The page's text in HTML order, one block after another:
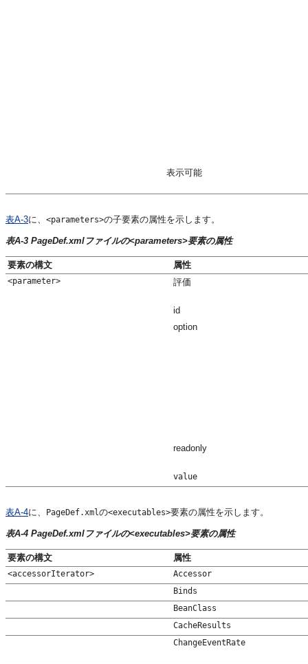
表示可能
表A-3に、 <parameters>の子要素の属性を示します。
表A-3 PageDef.xmlファイルの<parameters>要素の属性
要素の構文 属性
<parameter> 評価
id
option
readonly
value
表A-4に、 PageDef.xmlの<executables>要素の属性を示します。
表A-4 PageDef.xmlファイルの<executables>要素の属性
要素の構文 属性
<accessorIterator>
Accessor
Binds
BeanClass
CacheResults
ChangeEventRate